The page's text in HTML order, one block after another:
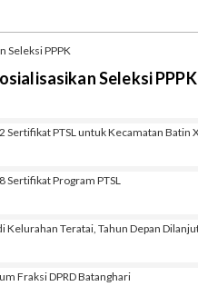
Seleksi PPPK